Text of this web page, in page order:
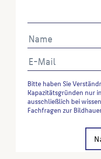
Bitte haben Sie
Kapazitätsgründen nur
ausschließlich bei
Fachfragen zur